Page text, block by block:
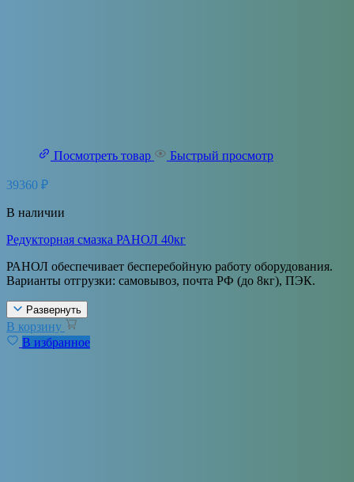
Посмотреть товар Быстрый просмотр
39360 ₽
В наличии
Редукторная смазка РАНОЛ 40кг
РАНОЛ обеспечивает бесперебойную работу оборудования.
Варианты отгрузки: самовывоз, почта РФ (до 8кг), ПЭК.
Развернуть
В корзину
В избранное